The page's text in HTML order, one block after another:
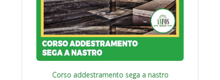
Corso addestramento sega a nastro